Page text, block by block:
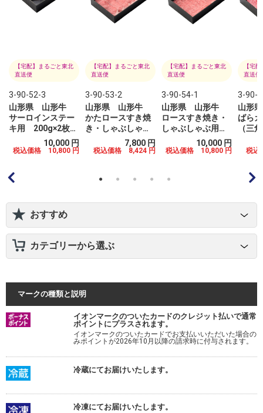
【宅配】まるごと東北
直送便
3-90-52-3
山形県 山形牛
サーロインステー
キ用 200g×2枚
10,000 円
税込価格 10,800 円
【宅配】まるごと東北
直送便
3-90-53-2
山形県 山形牛
かたロースすき焼
き・しゃぶしゃぶ
用 200g×2（冷
凍）
7,800 円
税込価格 8,424 円
【宅配】まるごと東北
直送便
3-90-54-1
山形県 山形牛
ロースすき焼き・
しゃぶしゃぶ用
200g×2（冷凍）
10,000 円
税込価格 10,800 円
【宅
直送便
3-90-
山形
ばら
（三
税込
おすすめ
カテゴリーから選ぶ
マークの種類と説明
イオンマークのついたカードのクレジット払いで通常
ポイントにプラスされます。
イオンマークのついたカードでお支払いいただいた場合の
みポイントが2026年10月以降の請求時に付与されます。
冷蔵にてお届けいたします。
冷凍にてお届けいたします。